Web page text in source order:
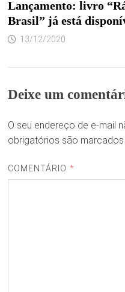
Lançamento: livro
Brasil” já está
13/12/2020
Deixe um
O seu endereço de e-mail
obrigatórios são
COMENTÁRIO *